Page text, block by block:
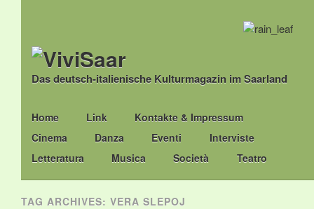
Das deutsch-italienische Kulturmagazin im Saarland
Main menu
Skip
to
content
Home Link
Kontakte & Impressum
Cinema
Danza Eventi
Interviste
Letteratura
Musica Società Teatro
TAG ARCHIVES: VERA SLEPOJ